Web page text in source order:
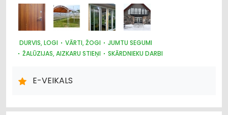
DURVIS, LOGI VĀRTI, ŽOGI
JUMTU SEGUMI
ŽALŪZIJAS, AIZKARU STIEŅI
SKĀRDNIEKU DARBI
METĀLIZSTRĀDĀJUMI
E-VEIKALS